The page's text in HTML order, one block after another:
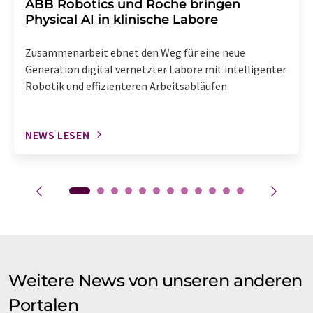
​​​​​​​ABB Robotics und Roche bringen
Physical AI in klinische Labore
Zusammenarbeit ebnet den Weg für eine neue
Generation digital vernetzter Labore mit intelligenter
Robotik und effizienteren Arbeitsabläufen
NEWS LESEN
Weitere News von unseren anderen
Portalen